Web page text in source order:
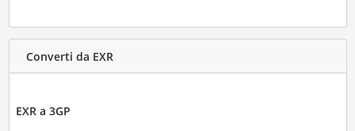
Converti da EXR
EXR a 3GP